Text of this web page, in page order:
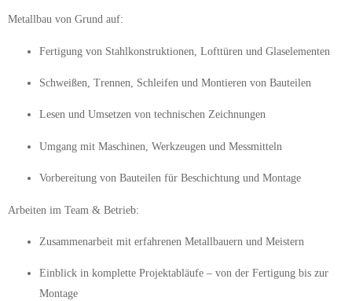
Metallbau von Grund auf:
Fertigung von Stahlkonstruktionen, Lofttüren und Glaselementen
Schweißen, Trennen, Schleifen und Montieren von Bauteilen
Lesen und Umsetzen von technischen Zeichnungen
Umgang mit Maschinen, Werkzeugen und Messmitteln
Vorbereitung von Bauteilen für Beschichtung und Montage
Arbeiten im Team & Betrieb:
Zusammenarbeit mit erfahrenen Metallbauern und Meistern
Einblick in komplette Projektabläufe – von der Fertigung bis zur
Montage